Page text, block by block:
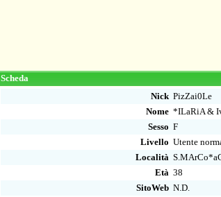
Scheda
Nick PizZai0Le
Nome *ILaRiA &
Sesso F
Livello Utente
Località
Età 38
SitoWeb N.D.